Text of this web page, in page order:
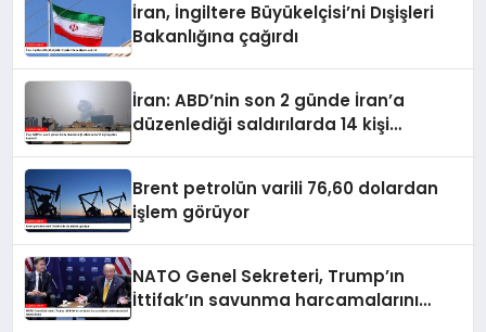
İran, İngiltere Büyükelçisi’ni Dışişleri
Bakanlığına çağırdı
İran: ABD’nin son 2 günde İran’a
düzenlediği saldırılarda 14 kişi
Brent petrolün varili 76,60 dolardan
işlem görüyor
NATO Genel Sekreteri, Trump’ın
İttifak’ın savunma harcamalarını